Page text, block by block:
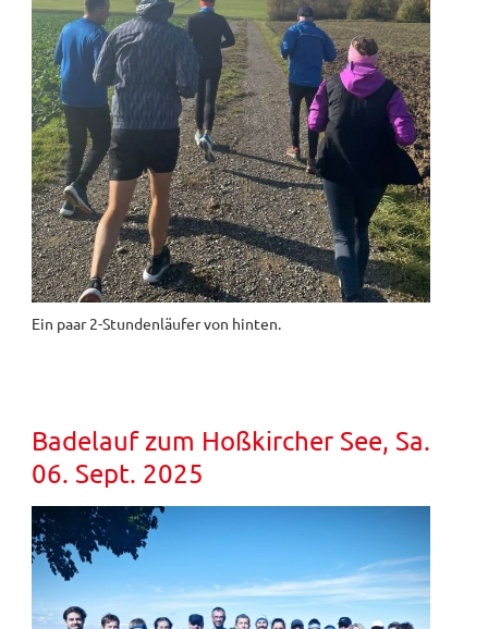
Ein paar 2-Stundenläufer von hinten.
Badelauf zum Hoßkircher See, Sa.
06. Sept. 2025